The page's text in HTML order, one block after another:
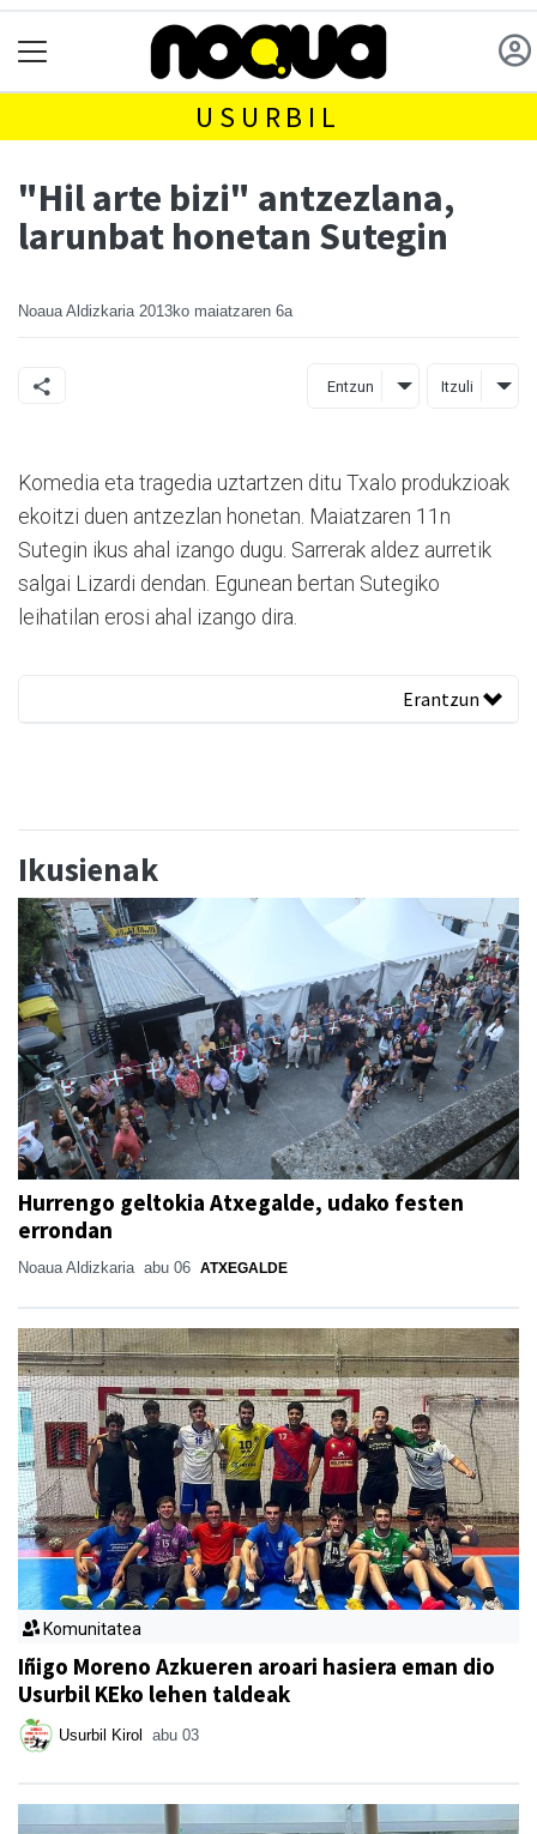
USURBIL
"Hil arte bizi" antzezlana,
larunbat honetan Sutegin
Noaua Aldizkaria 2013ko maiatzaren 6a
Entzun Itzuli
Komedia eta tragedia uztartzen ditu Txalo produkzioak
ekoitzi duen antzezlan honetan. Maiatzaren 11n
Sutegin ikus ahal izango dugu. Sarrerak aldez aurretik
salgai Lizardi dendan. Egunean bertan Sutegiko
leihatilan erosi ahal izango dira.
Erantzun
Ikusienak
Hurrengo geltokia Atxegalde, udako festen
errondan
Noaua Aldizkaria abu 06 ATXEGALDE
Komunitatea
Iñigo Moreno Azkueren aroari hasiera eman dio
Usurbil KEko lehen taldeak
Usurbil Kirol abu 03